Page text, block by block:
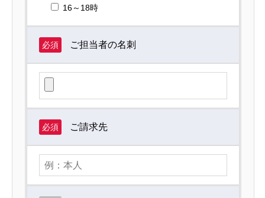
16～18時
必須 ご担当者の名刺
必須 ご請求先